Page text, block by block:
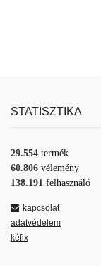
STATISZTIKA
29.554 termék
60.806 vélemény
138.191 felhasználó
kapcsolat
adatvédelem
kéfix